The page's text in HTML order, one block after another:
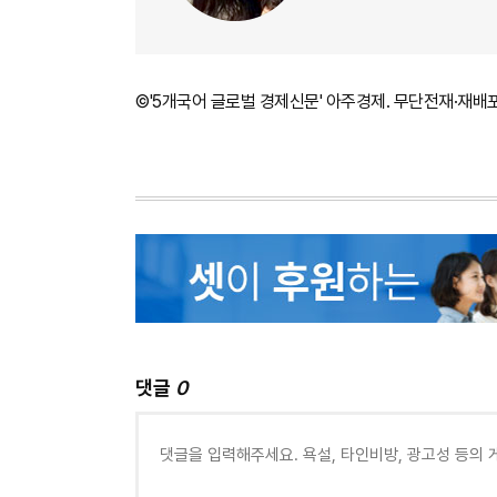
©'5개국어 글로벌 경제신문' 아주경제. 무단전재·재배
댓글 0